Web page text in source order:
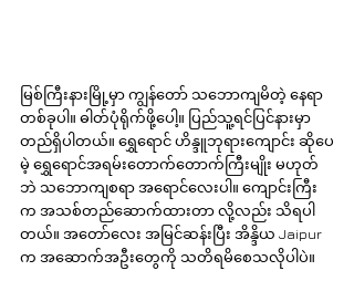
မြစ်ကြီးနားမြို့မှာ ကျွန်တော် သဘောကျမိတဲ့ နေရာ
တစ်ခုပါ။ ဓါတ်ပုံရိုက်ဖို့ပေါ့။ ပြည်သူ့ရင်ပြင်နားမှာ
တည်ရှိပါတယ်။ ရွှေရောင် ဟိန္ဒူဘုရားကျောင်း ဆိုပေ
မဲ့ ရွှေရောင်အရမ်းတောက်တောက်ကြီးမျိုး မဟုတ်
ဘဲ သဘောကျစရာ အရောင်လေးပါ။ ကျောင်းကြီး
က အသစ်တည်ဆောက်ထားတာ လို့လည်း သိရပါ
တယ်။ အတော်လေး အမြင်ဆန်းပြီး အိန္ဒိယ Jaipur
က အဆောက်အဦးတွေကို သတိရမိစေသလိုပါပဲ။